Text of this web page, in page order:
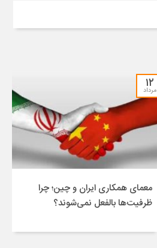
۱۲
مرداد
معمای همکاری ایران و چین؛ چرا
ظرفیت‌ها بالفعل نمی‌شوند؟